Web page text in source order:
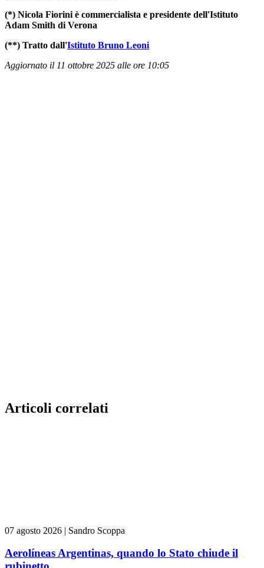
(*) Nicola Fiorini è commercialista e presidente dell'Istituto
Adam Smith di Verona
(**) Tratto dall'Istituto Bruno Leoni
Aggiornato il 11 ottobre 2025 alle ore 10:05
Articoli correlati
07 agosto 2026 | Sandro Scoppa
Aerolíneas Argentinas, quando lo Stato chiude il